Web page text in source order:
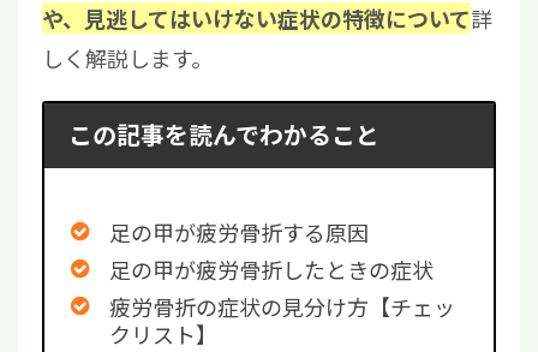
や、見逃してはいけない症状の特徴について詳
しく解説します。
この記事を読んでわかること
足の甲が疲労骨折する原因
足の甲が疲労骨折したときの症状
疲労骨折の症状の見分け方【チェッ
クリスト】